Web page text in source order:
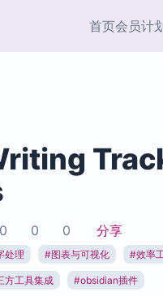
首页会员计
协作
Zotero 插件
Zotero 插件资源与加速
0 0 分享
处理 #图表与可视化 #效率
方工具集成 #obsidian插件